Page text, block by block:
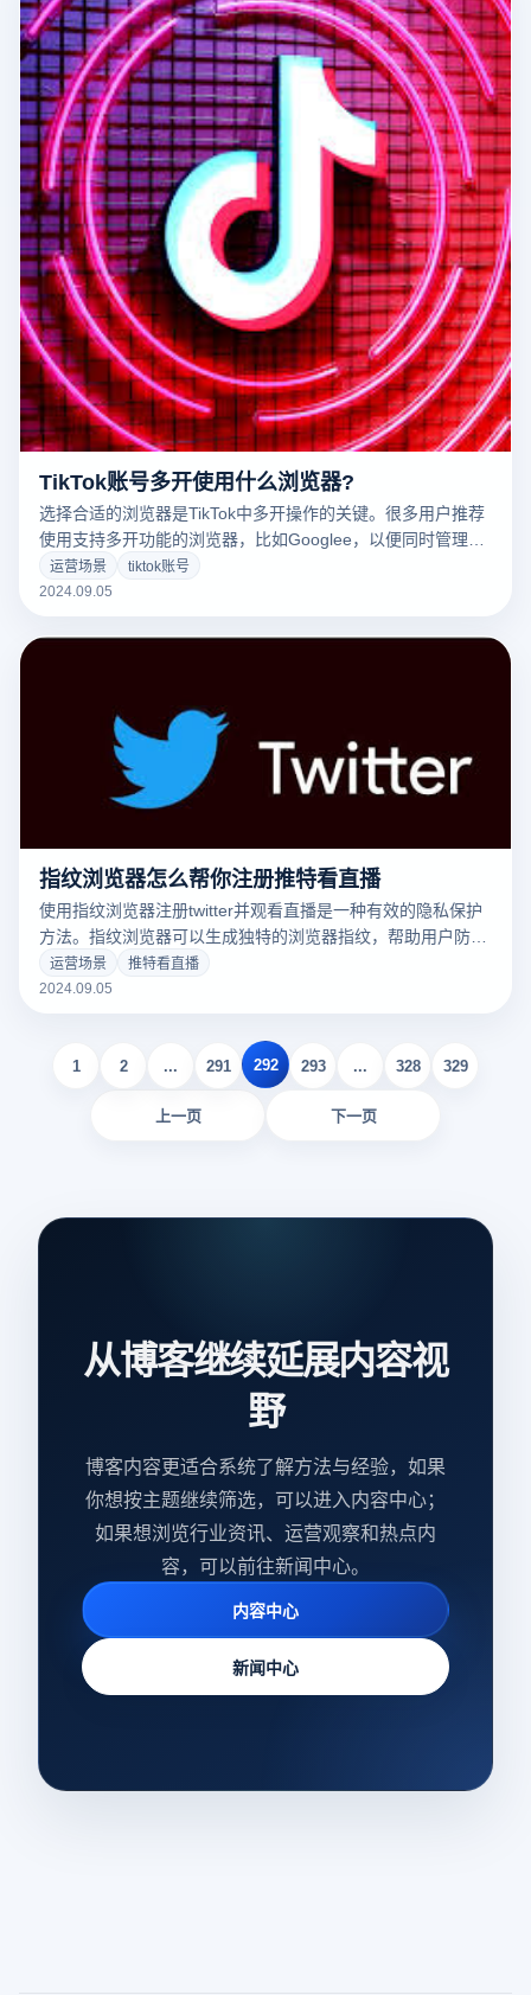
TikTok账号多开使用什么浏览器?
选择合适的浏览器是TikTok中多开操作的关键。很多用户推荐
使用支持多开功能的浏览器，比如Googlee，以便同时管理多
个TikTok账户。 Chrome、Mozilla Firefox或特殊的多开浏览器
应用程序。通过创建多个单独的浏览器窗口或用户配置文件，
管理多个帐户。与此同时，这些浏览器还提供了隐私保护和安
运营场景
tiktok账号
2024.09.05
指纹浏览器怎么帮你注册推特看直播
使用指纹浏览器注册twitter并观看直播是一种有效的隐私保护
方法。指纹浏览器可以生成独特的浏览器指纹，帮助用户防止
被网站跟踪或识别。在注册twitter时，您可以使用指纹浏览器
创建一个与实际浏览器不同的新的虚拟环境，以保护您的个人
名身份解决在推特怎么看直播，避免隐私风险和账户关联性。
运营场景
推特看直播
2024.09.05
上一页
1 2 ... 291 292 293 ... 328 329
下一页
从博客继续延展内容视
野
博客内容更适合系统了解方法与经验，如果
你想按主题继续筛选，可以进入内容中心；
如果想浏览行业资讯、运营观察和热点内
容，可以前往新闻中心。
内容中心
新闻中心